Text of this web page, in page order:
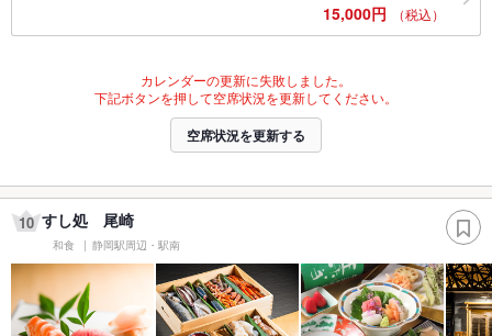
15,000円 （税込）
カレンダーの更新に失敗しました。
下記ボタンを押して空席状況を更新してください。
空席状況を更新する
10 すし処 尾崎
和食 静岡駅周辺・駅南